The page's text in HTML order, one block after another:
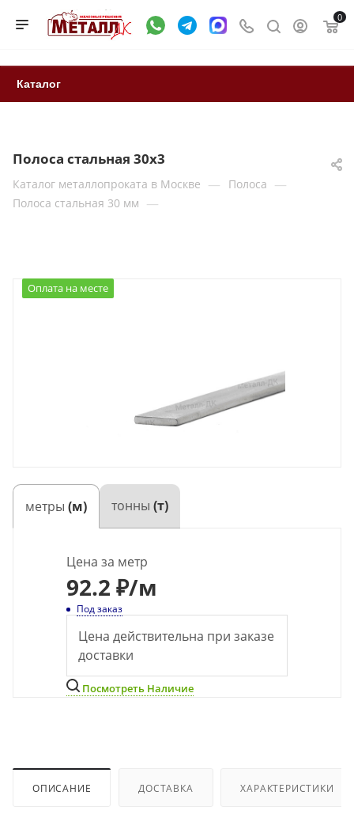
0
Каталог
Полоса стальная 30x3
Каталог металлопроката в Москве — Полоса —
Полоса стальная 30 мм —
Оплата на месте
метры (м) тонны (т)
Цена за метр
92.2 ₽/м
Под заказ
Цена действительна при заказе
доставки
Посмотреть Наличие
ОПИСАНИЕ ДОСТАВКА ХАРАКТЕРИСТИКИ